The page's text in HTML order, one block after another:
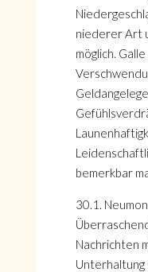
niederer Art
möglich.
bemerkbar
30.1.
Nachrichten